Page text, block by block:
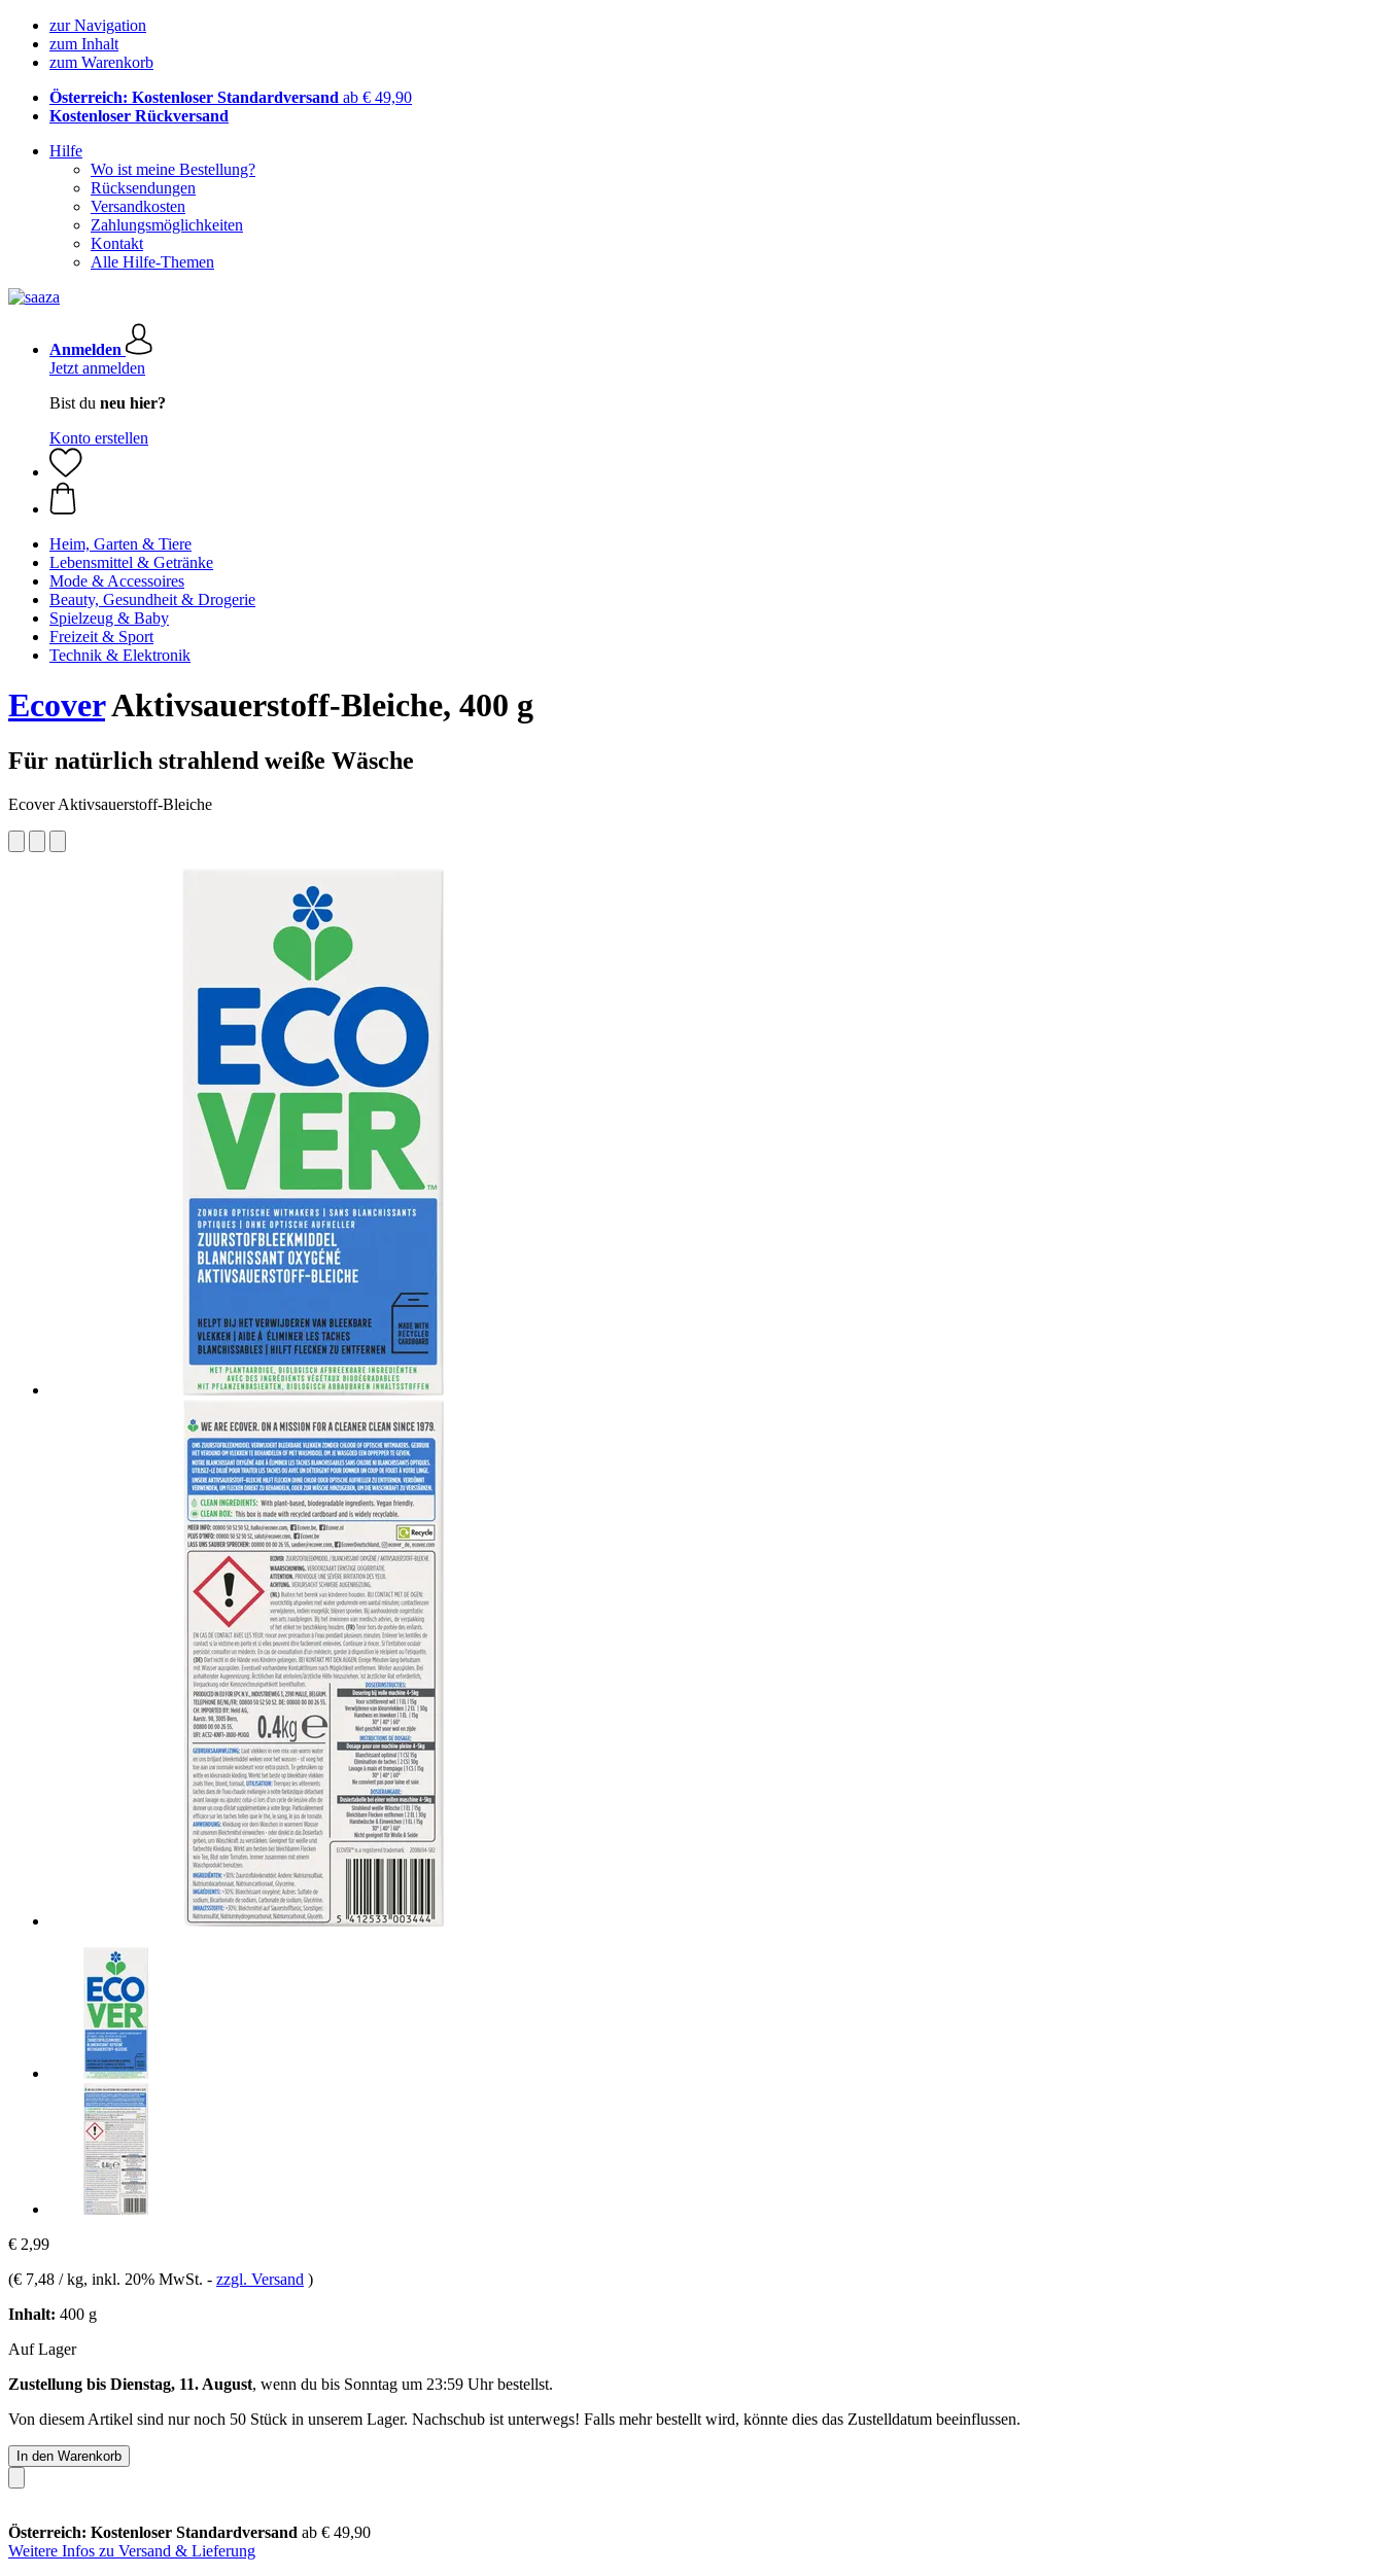
zur Navigation
zum Inhalt
zum Warenkorb
Österreich: Kostenloser Standardversand ab € 49,90
Kostenloser Rückversand
Hilfe
Wo ist meine Bestellung?
Rücksendungen
Versandkosten
Zahlungsmöglichkeiten
Kontakt
Alle Hilfe-Themen
Anmelden
Jetzt anmelden
Bist du neu hier?
Konto erstellen
Heim, Garten & Tiere
Lebensmittel & Getränke
Mode & Accessoires
Beauty, Gesundheit & Drogerie
Spielzeug & Baby
Freizeit & Sport
Technik & Elektronik
EcoverAktivsauerstoff-Bleiche, 400 g
Für natürlich strahlend weiße Wäsche
Ecover Aktivsauerstoff-Bleiche
€ 2,99
(€ 7,48 / kg, inkl. 20% MwSt. - zzgl. Versand )
Inhalt: 400 g
Auf Lager
Zustellung bis Dienstag, 11. August, wenn du bis Sonntag um 23:59 Uhrbestellst.
Von diesem Artikel sind nur noch 50 Stück in unserem Lager. Nachschub ist unterwegs! Falls mehr bestellt wird, könnte dies das Zustelldatum beeinflussen.
In den Warenkorb
Österreich: Kostenloser Standardversand ab € 49,90
Weitere Infos zu Versand & Lieferung